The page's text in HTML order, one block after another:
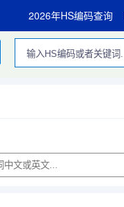
2026年HS编码查询